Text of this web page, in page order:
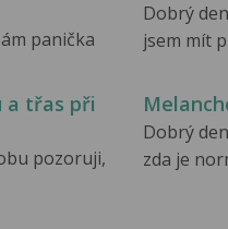
panička
Dobrý
jsem mít
a třas při
pozoruji,
Dobrý
zda je